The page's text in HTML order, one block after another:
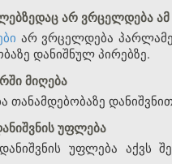
არ ვრცელდება ამ
არ ვრცელდება
დანიშნულ პირებზე.
მიღება
თანამდებობაზე
უფლება
უფლება აქვს